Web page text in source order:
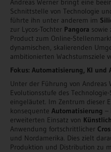
Schnittstelle von Technologie
führte ihn unter anderem im
zur Lycos-Tochter Pangora sowie
Product zum Online-
dynamischen, skalierenden
ambitionierten Wachstumsziele
Fokus: Automatisierung, KI
Unter der Führung von Andreas
Evolutionsstufe des
eingeläutet. Im Zentrum dieser
konsequente Automatisierung
erweiterten Einsatz von
Anwendung fortschrittlicher
und Nordamerika. Dies zielt
Produktion und Distribution zu